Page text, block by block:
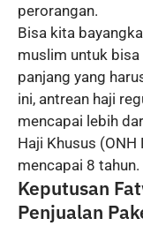
perorangan.
Bisa kita
muslim untuk
panjang yang
ini, antrean haji
mencapai lebih
Haji Khusus
mencapai 8 tahun.
Keputusan
Penjualan